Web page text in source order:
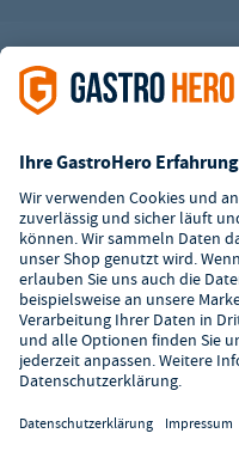
Alle Abbildungen ähnlich.
können Zusatzkosten
*Ab einem Mbw. von 350€
i.H.v. 7,90€ (zzgl. Mwst.)
**Die Tiefpreisgarantie ist
Rabatten kombinierbar.